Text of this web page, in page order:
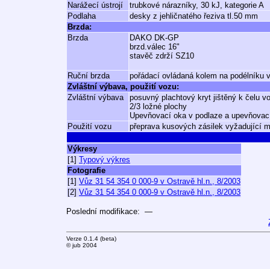
Narážecí ústrojí
trubkové nárazníky, 30 kJ, kategorie A
Podlaha
desky z jehličnatého řeziva tl.50 mm
Brzda:
Brzda
DAKO DK-GP
brzd.válec 16"
stavěč zdrží SZ10
Ruční brzda
pořádací ovládaná kolem na podélníku
Zvláštní výbava, použití vozu:
Zvláštní výbava
posuvný plachtový kryt jištěný k čelu
2/3 ložné plochy
Upevňovací oka v podlaze a
Použití vozu
přeprava kusových zásilek vyžadující
Výkresy
[1] Typový výkres
Fotografie
[1] Vůz 31 54 354 0 000-9 v Ostravě hl.n., 8/2003
[2] Vůz 31 54 354 0 000-9 v Ostravě hl.n., 8/2003
Poslední modifikace: —
Verze 0.1.4 (beta)
© jub 2004